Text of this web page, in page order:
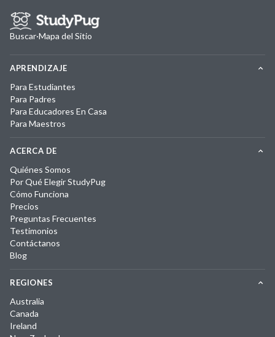
Buscar·Mapa del Sitio
APRENDIZAJE
Para Estudiantes
Para Padres
Para Educadores En Casa
Para Maestros
ACERCA DE
Quiénes Somos
Por Qué Elegir StudyPug
Cómo Funciona
Precios
Preguntas Frecuentes
Testimonios
Contáctanos
Blog
REGIONES
Australia
Canada
Ireland